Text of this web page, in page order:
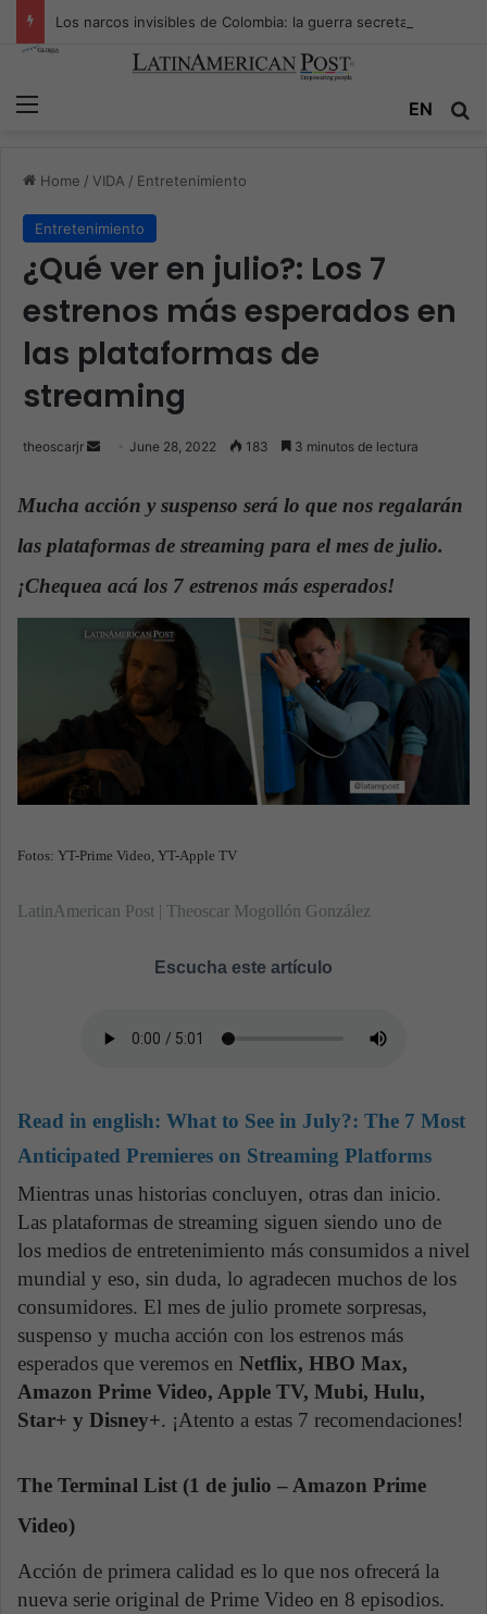
EN
Home / VIDA / Entretenimiento
Entretenimiento
¿Qué ver en julio?: Los 7
estrenos más esperados en
las plataformas de
streaming
theoscarjr
n
a
m
l
June 28, 2022 183 3 minutos de lectura
Mucha acción y suspenso será lo que nos regalarán
las plataformas de streaming para el mes de julio.
¡Chequea acá los 7 estrenos más esperados!
Fotos: YT-Prime Video, YT-Apple TV
LatinAmerican Post | Theoscar Mogollón González
Escucha este artículo
Read in english: What to See in July?: The 7 Most
Anticipated Premieres on Streaming Platforms
Mientras unas historias concluyen, otras dan inicio.
Las plataformas de streaming siguen siendo uno de
los medios de entretenimiento más consumidos a nivel
mundial y eso, sin duda, lo agradecen muchos de los
consumidores. El mes de julio promete sorpresas,
suspenso y mucha acción con los estrenos más
esperados que veremos en Netflix, HBO Max,
Amazon Prime Video, Apple TV, Mubi, Hulu,
Star+ y Disney+. ¡Atento a estas 7 recomendaciones!
The Terminal List (1 de julio – Amazon Prime
Video)
Acción de primera calidad es lo que nos ofrecerá la
nueva serie original de Prime Video en 8 episodios.